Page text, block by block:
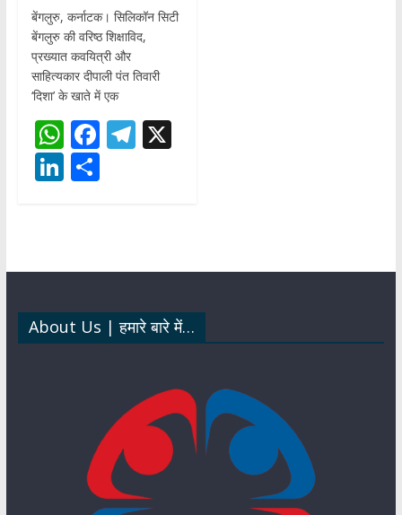
बेंगलुरु, कर्नाटक। सिलिकॉन सिटी
बेंगलुरु की वरिष्ठ शिक्षाविद,
प्रख्यात कवयित्री और
साहित्यकार दीपाली पंत तिवारी
‘दिशा’ के खाते में एक
W
h
at
p
p
F
ac
e
o
k
T
m
X
Li
dI
n
S
About Us | हमारे बारे में…